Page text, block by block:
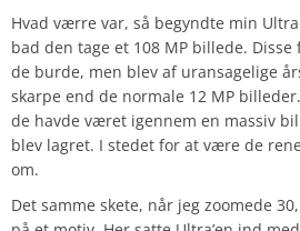
Hvad værre var, så begyndte min
bad den tage et 108 MP billede.
de burde, men blev af uransagelige
skarpe end de normale 12 MP
de havde været igennem en massiv
blev lagret. I stedet for at være de
om.
Det samme skete, når jeg zoomede